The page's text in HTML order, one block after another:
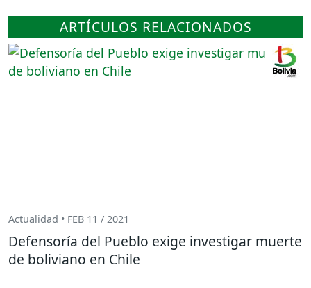
ARTÍCULOS RELACIONADOS
Actualidad • FEB 11 / 2021
Defensoría del Pueblo exige investigar muerte
de boliviano en Chile